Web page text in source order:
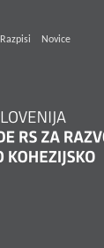
Razpisi Novice